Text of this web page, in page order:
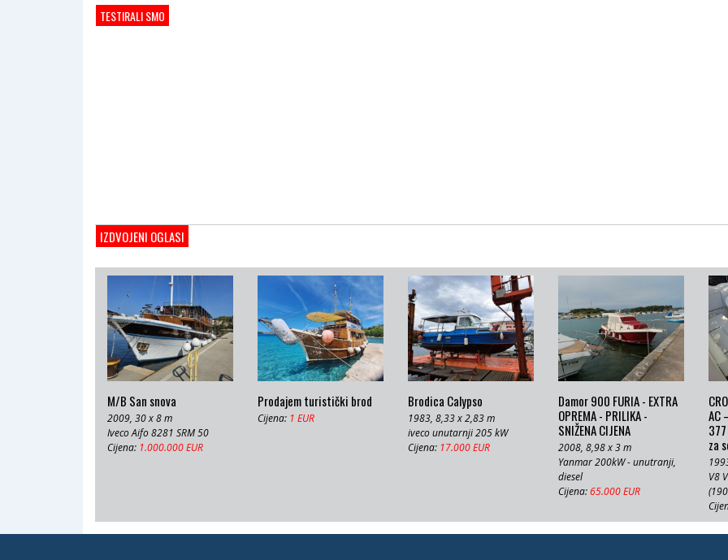
TESTIRALI SMO
IZDVOJENI OGLASI
M/B San snova
2009, 30 x 8 m
Iveco Aifo 8281 SRM 50
Cijena: 1.000.000 EUR
Prodajem turistički brod
Cijena: 1 EUR
Brodica Calypso
1983, 8,33 x 2,83 m
iveco unutarnji 205 kW
Cijena: 17.000 EUR
Damor 900 FURIA - EXTRA
OPREMA - PRILIKA -
SNIŽENA CIJENA
2008, 8,98 x 3 m
Yanmar 200kW - unutranji,
diesel
Cijena:65.000 EUR
AC
za
V8